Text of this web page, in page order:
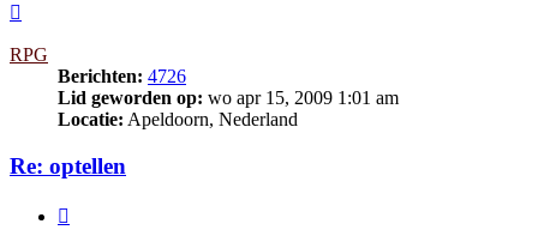
RPG
Berichten: 4726
Lid geworden op: wo apr 15, 2009 1:01 am
Locatie: Apeldoorn, Nederland
Re: optellen